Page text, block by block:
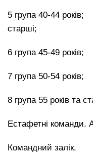
5 група 40-44
старші;
6 група 45-
7 група 50-54 років;
8 група 55 років та
Естафетні команди.
Командний залік.